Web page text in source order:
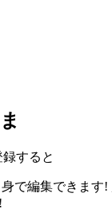
すると
で編集できます!